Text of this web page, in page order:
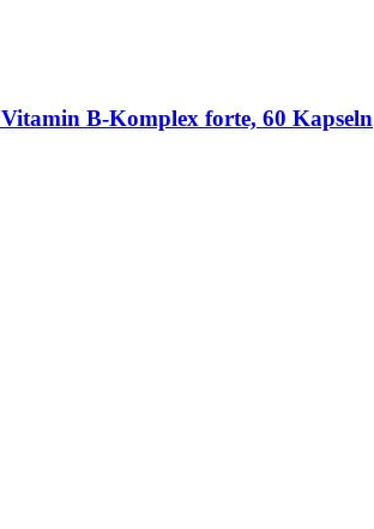
Vitamin B-​Komplex forte, 60 Kapseln